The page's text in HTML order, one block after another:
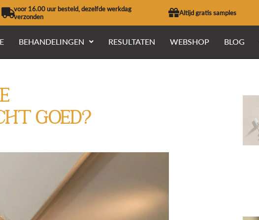
voor 16.00 uur besteld, dezelfde werkdag
verzonden
Altijd gratis samples
BEHANDELINGEN RESULTATEN WEBSHOP BLOG
goed?